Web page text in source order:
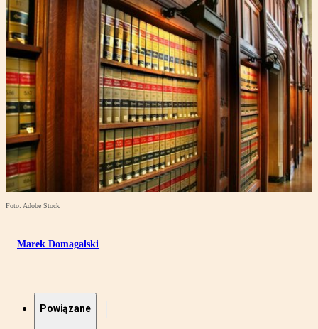
Foto: Adobe Stock
Marek Domagalski
Powiązane